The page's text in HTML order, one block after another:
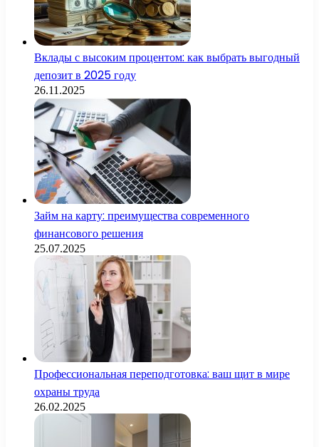
Вклады с высоким процентом: как выбрать выгодный
депозит в 2025 году
26.11.2025
Займ на карту: преимущества современного
финансового решения
25.07.2025
Профессиональная переподготовка: ваш щит в мире
охраны труда
26.02.2025